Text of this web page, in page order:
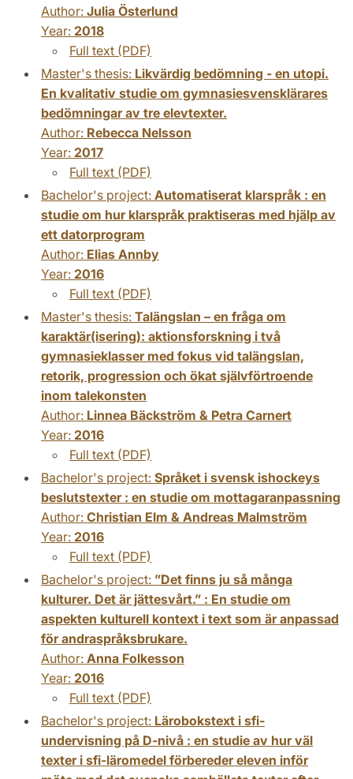
Author: Julia Österlund
Year: 2018
Full text (PDF)
Master's thesis: Likvärdig bedömning - en utopi.
En kvalitativ studie om gymnasiesvensklärares
bedömningar av tre elevtexter.
Author: Rebecca Nelsson
Year: 2017
Full text (PDF)
Bachelor's project: Automatiserat klarspråk : en
studie om hur klarspråk praktiseras med hjälp av
ett datorprogram
Author: Elias Annby
Year: 2016
Full text (PDF)
Master's thesis: Talängslan – en fråga om
karaktär(isering): aktionsforskning i två
gymnasieklasser med fokus vid talängslan,
retorik, progression och ökat självförtroende
inom talekonsten
Author: Linnea Bäckström & Petra Carnert
Year: 2016
Full text (PDF)
Bachelor's project: Språket i svensk ishockeys
beslutstexter : en studie om mottagaranpassning
Author: Christian Elm & Andreas Malmström
Year: 2016
Full text (PDF)
Bachelor's project: ”Det finns ju så många
kulturer. Det är jättesvårt.” : En studie om
aspekten kulturell kontext i text som är anpassad
för andraspråksbrukare.
Author: Anna Folkesson
Year: 2016
Full text (PDF)
Bachelor's project: Lärobokstext i sfi-
undervisning på D-nivå : en studie av hur väl
texter i sfi-läromedel förbereder eleven inför